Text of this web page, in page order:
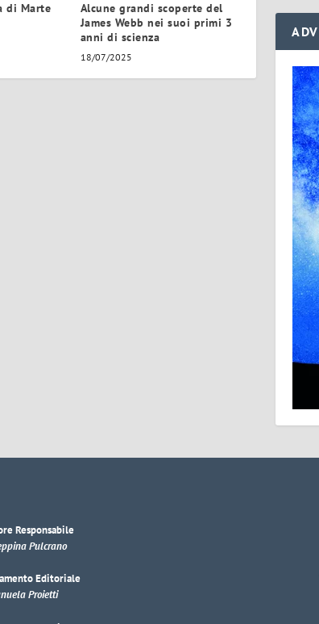
di Marte
Alcune grandi scoperte del
James Webb nei suoi primi 3
anni di scienza
18/07/2025
ADV
Responsabile
Pulcrano
Editoriale
Proietti